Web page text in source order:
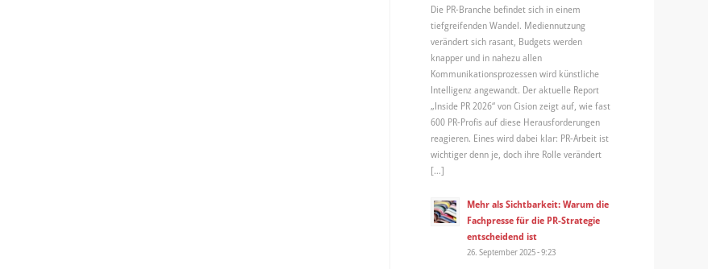
Die PR-Branche befindet sich in einem
tiefgreifenden Wandel. Mediennutzung
verändert sich rasant, Budgets werden
knapper und in nahezu allen
Kommunikationsprozessen wird künstliche
Intelligenz angewandt. Der aktuelle Report
„Inside PR 2026“ von Cision zeigt auf, wie fast
600 PR-Profis auf diese Herausforderungen
reagieren. Eines wird dabei klar: PR-Arbeit ist
wichtiger denn je, doch ihre Rolle verändert
[…]
Mehr als Sichtbarkeit: Warum die
Fachpresse für die PR-Strategie
entscheidend ist
26. September 2025 - 9:23